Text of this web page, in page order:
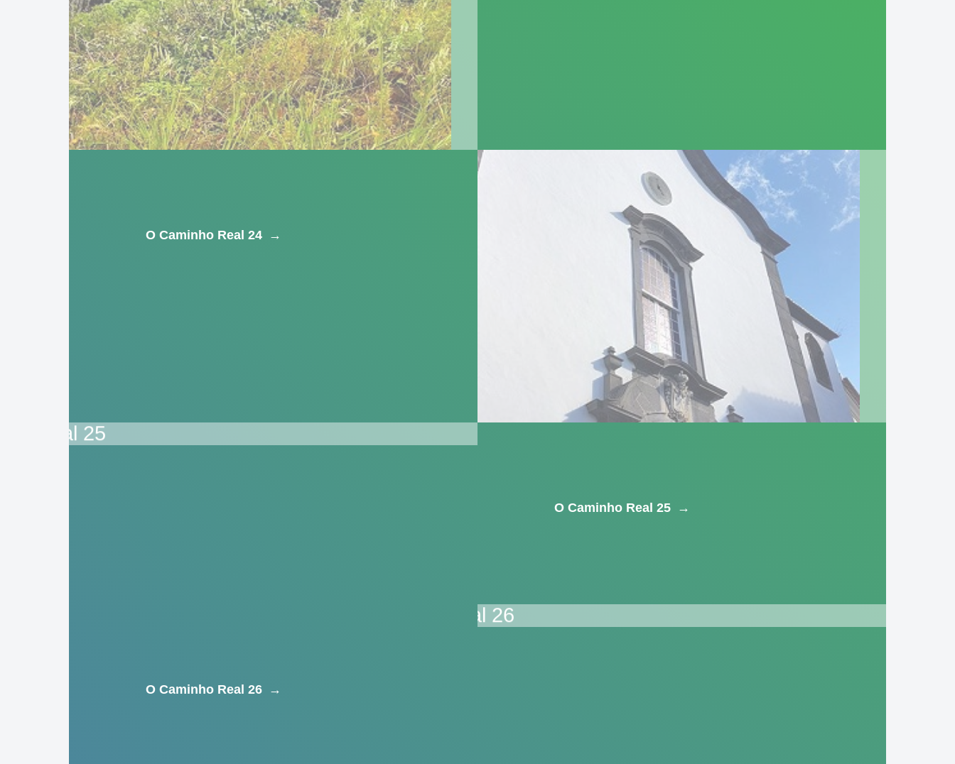
O Caminho Real 24 →
O Caminho Real 25 →
O Caminho Real 26 →